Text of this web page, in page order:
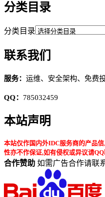
分类目录
分类目录
联系我们
服务： 运维、安全架构、免费
QQ： 785032459
本站声明
本站仅作国内外IDC服务商的产品
性亦不作保证,如有侵权或异议请
合作赞助 如需广告合作请联